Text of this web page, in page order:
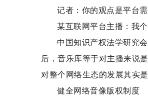
记者：你的观点是平台
某互联网平台主播：我
中国知识产权法学研究
后，音乐库等于对主播来说
对整个网络生态的发展其实
健全网络音像版权制度